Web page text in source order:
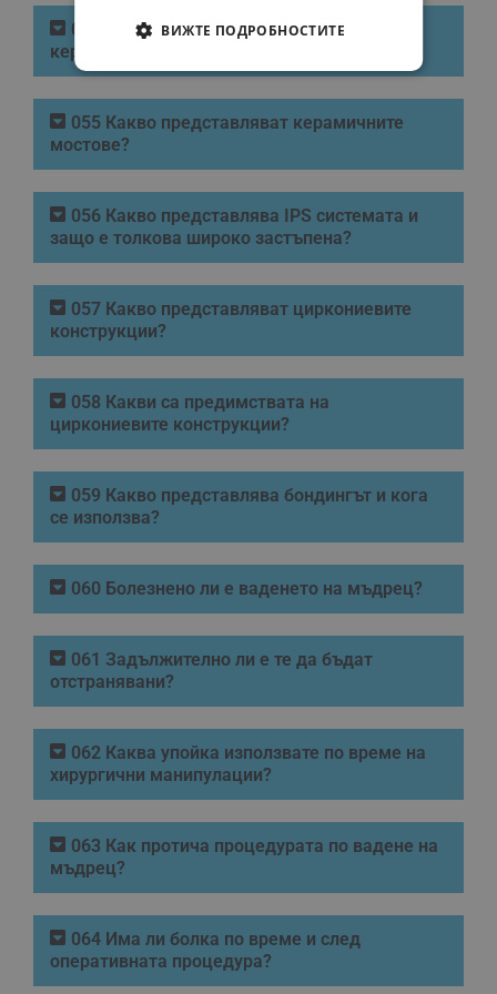
054 Съществуват ли различни видове
керамични коронки?
055 Какво представляват керамичните
мостове?
056 Какво представлява IPS системата и
защо е толкова широко застъпена?
057 Какво представляват циркониевите
конструкции?
058 Какви са предимствата на
циркониевите конструкции?
059 Какво представлява бондингът и кога
се използва?
060 Болезнено ли е ваденето на мъдрец?
061 Задължително ли е те да бъдат
отстранявани?
062 Каква упойка използвате по време на
хирургични манипулации?
063 Как протича процедурата по вадене на
мъдрец?
064 Има ли болка по време и след
оперативната процедура?
ВИЖТЕ ПОДРОБНОСТИТЕ